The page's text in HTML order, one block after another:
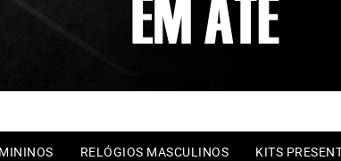
RELÓGIOS MASCULINOS KITS